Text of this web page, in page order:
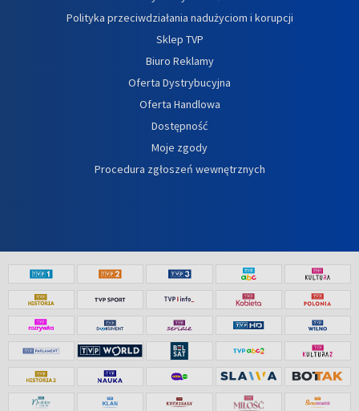
Polityka przeciwdziałania nadużyciom i korupcji
Sklep TVP
Biuro Reklamy
Oferta Dystrybucyjna
Oferta Handlowa
Dostępność
Moje zgody
Procedura zgłoszeń wewnętrznych